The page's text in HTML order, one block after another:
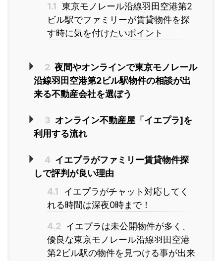
1.1 東京モノレール沿線羽田空港第2
ビル駅でファミリーが賃貸物件を探
す時に気を付けたいポイント
2 夜間やオンラインで東京モノレール
沿線羽田空港第2ビル駅物件の相談が出
来る不動産会社を選ぼう
3 オンライン不動産屋「イエプラ]を
利用する流れ
4 イエプラがファミリー賃貸物件探
しで評判が良い理由
4.1
イエプラがチャット対応してく
れる時間は深夜0時まで！
4.2
イエプラは未公開物件が多く、
優良な東京モノレール沿線羽田空港
第2ビル駅の物件を見つける事が出来